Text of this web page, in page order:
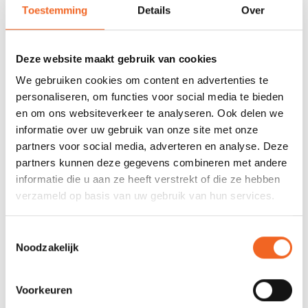
Toestemming Details Over
Deze website maakt gebruik van cookies
We gebruiken cookies om content en advertenties te
personaliseren, om functies voor social media te bieden
en om ons websiteverkeer te analyseren. Ook delen we
informatie over uw gebruik van onze site met onze
partners voor social media, adverteren en analyse. Deze
partners kunnen deze gegevens combineren met andere
informatie die u aan ze heeft verstrekt of die ze hebben
verzameld op basis van uw gebruik van hun services.
Noodzakelijk
Voorkeuren
Materiaal:
Sandwich +, Carbon/Kevlar
Epoxy Vacuum
Lengte: 530 cm
Breedte: 52 cm
Kuiplengte: 78 cm
Gewicht: circa 21 kg